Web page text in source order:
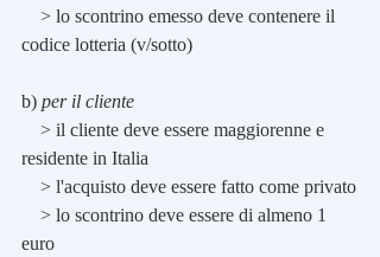
codice lotteria (v/sotto)
b) per il cliente
residente in Italia
    > l'acquisto deve essere fatto come privato
euro